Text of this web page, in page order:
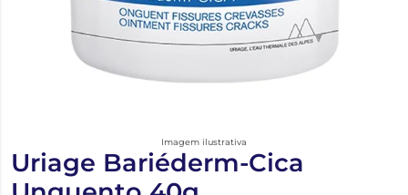
Imagem ilustrativa
Uriage Bariéderm-Cica